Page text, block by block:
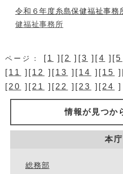
令和６年度糸島保健福祉事務
健福祉事務所
ページ： [1 ][2 ][3 ][4 ][5
[11 ][12 ][13 ][14 ][15
[20 ][21 ][22 ][23 ][24 ]
情報が見つか
本庁
総務部